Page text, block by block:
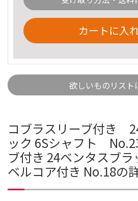
カートに入
欲しいものリスト
コブラスリーブ付き
ック 6Sシャフト
ブ付き 24ベンタスブラ
ベルコア付き No.18の